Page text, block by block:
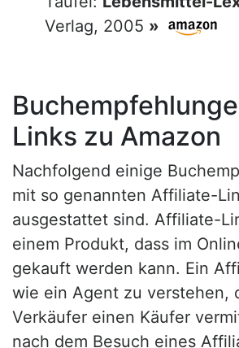
Verlag, 2005 »
Links zu Amazon
Nachfolgend einige
mit so genannten Affiliate-
ausgestattet sind. Affiliate-
einem Produkt, dass im
gekauft werden kann. Ein
wie ein Agent zu verstehen,
Verkäufer einen Käufer
nach dem Besuch eines